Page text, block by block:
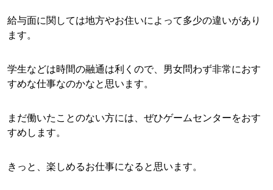
給与面に関しては地方やお住いによって多少の違いがあり
ます。
学生などは時間の融通は利くので、男女問わず非常におす
すめな仕事なのかなと思います。
まだ働いたことのない方には、ぜひゲームセンターをおす
すめします。
きっと、楽しめるお仕事になると思います。